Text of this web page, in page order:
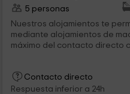
5 personas
Nuestros alojamientos te
mediante alojamientos de
máximo del contacto directo con la
pueden estar mejor
barbacoas son algunos de los
esperamos en nuestra
Contacto directo
Respuesta inferior a 24h